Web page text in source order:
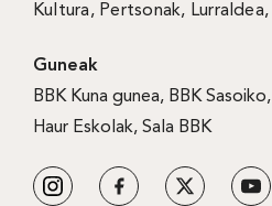
Kultura, Pertsonak, Lurraldea,
Guneak
BBK Kuna gunea, BBK Sasoiko,
Haur Eskolak, Sala BBK